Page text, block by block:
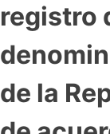
registro
de la